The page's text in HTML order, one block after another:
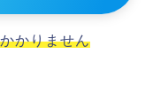
かりません